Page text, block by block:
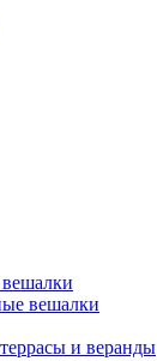
вешалки
и веранды